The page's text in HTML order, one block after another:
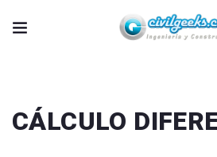
CÁLCULO